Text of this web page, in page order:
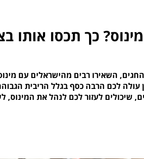
כך תכסו אותו
השאירו רבים מהישראלים עם
עולה לכם הרבה כסף בגלל הריבית
שיכולים לעזור לכם לנהל את המינוס,